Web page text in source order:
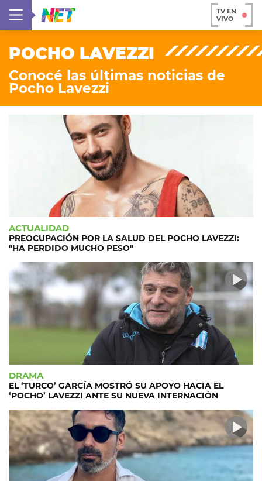
TV EN
VIVO
POCHO LAVEZZI
Conocé las últimas noticias de
Pocho Lavezzi
ACTUALIDAD
PREOCUPACIÓN POR LA SALUD DEL POCHO LAVEZZI:
"HA PERDIDO MUCHO PESO"
DRAMA
EL ‘TURCO’ GARCÍA MOSTRÓ SU APOYO HACIA EL
‘POCHO’ LAVEZZI ANTE SU NUEVA INTERNACIÓN